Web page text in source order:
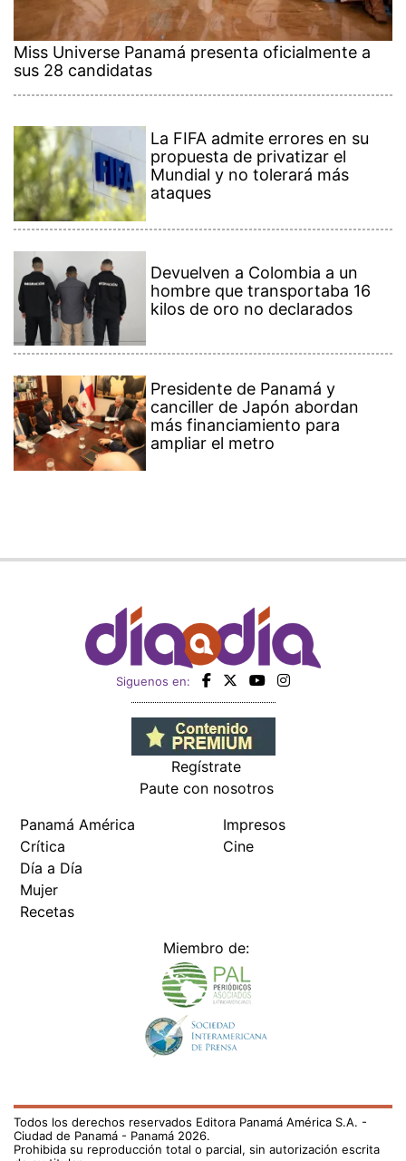
Miss Universe Panamá presenta oficialmente a
sus 28 candidatas
La FIFA admite errores en su
propuesta de privatizar el
Mundial y no tolerará más
ataques
Devuelven a Colombia a un
hombre que transportaba 16
kilos de oro no declarados
Presidente de Panamá y
canciller de Japón abordan
más financiamiento para
ampliar el metro
Siguenos en:
Regístrate
Paute con nosotros
Panamá América
Crítica
Día a Día
Mujer
Recetas
Impresos
Cine
Miembro de:
Todos los derechos reservados Editora Panamá América S.A. -
Ciudad de Panamá - Panamá 2026.
Prohibida su reproducción total o parcial, sin autorización escrita